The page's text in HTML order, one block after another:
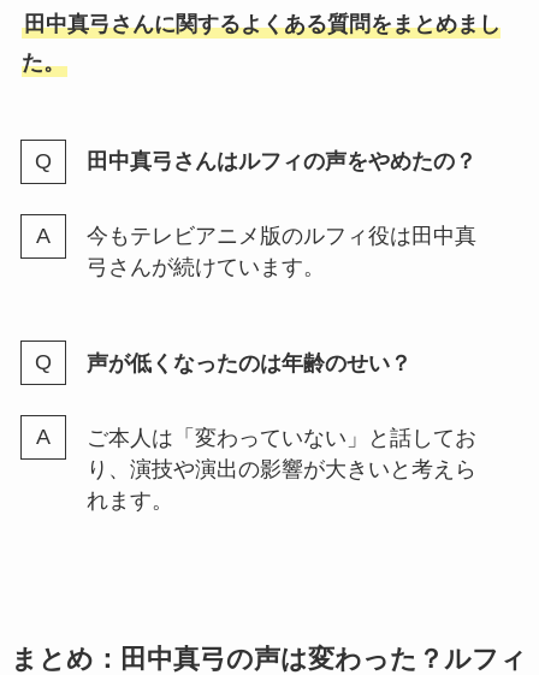
田中真弓さんに関するよくある質問をまとめまし
た。
田中真弓さんはルフィの声をやめたの？
今もテレビアニメ版のルフィ役は田中真
弓さんが続けています。
声が低くなったのは年齢のせい？
ご本人は「変わっていない」と話してお
り、演技や演出の影響が大きいと考えら
れます。
まとめ：田中真弓の声は変わった？ルフィ